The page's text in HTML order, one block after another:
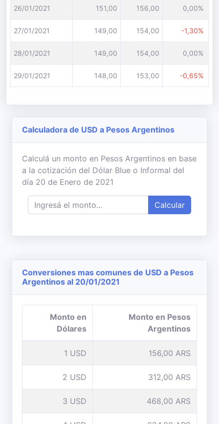
26/01/2021 151,00 156,00 0,00%
27/01/2021 149,00 154,00 -1,30%
28/01/2021 149,00 154,00 0,00%
29/01/2021 148,00 153,00 -0,65%
Calculadora de USD a Pesos Argentinos
Calculá un monto en Pesos Argentinos en base
a la cotización del Dólar Blue o Informal del
día 20 de Enero de 2021
Calcular
Conversiones mas comunes de USD a Pesos
Argentinos al 20/01/2021
Monto en
Dólares
Monto en Pesos
Argentinos
1 USD 156,00 ARS
2 USD 312,00 ARS
3 USD 468,00 ARS